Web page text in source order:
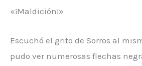
«¡Maldición!»
Escuchó el grito de Sorros al
pudo ver numerosas flechas